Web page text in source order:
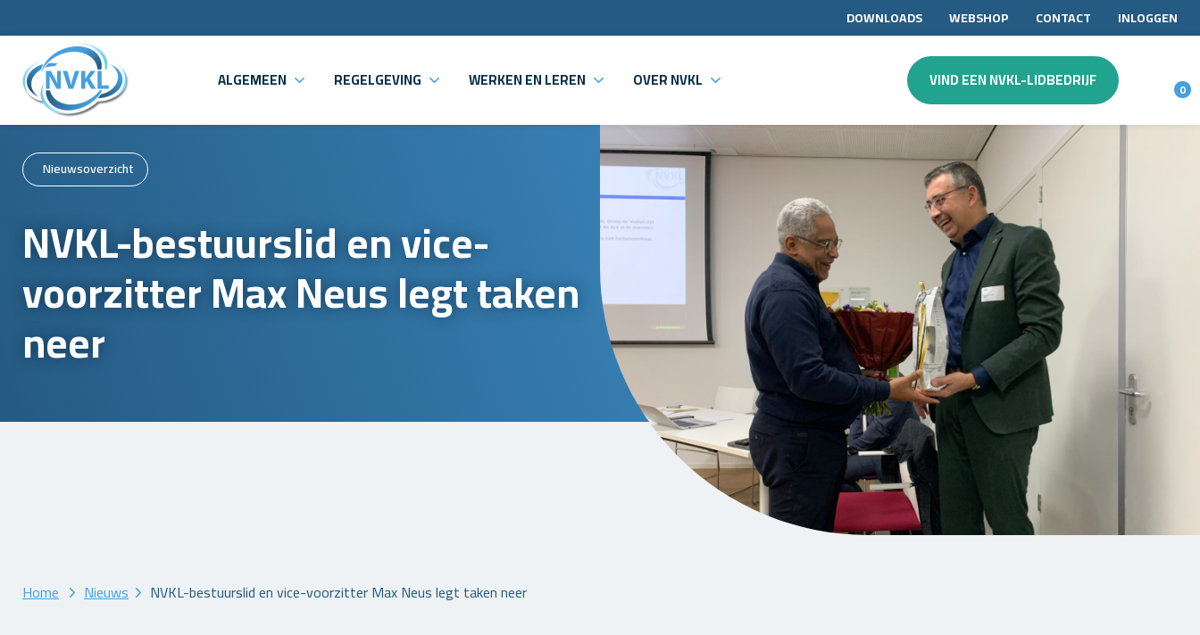
DOWNLOADS WEBSHOP CONTACT INLOGGEN
ALGEMEEN REGELGEVING WERKEN EN LEREN OVER NVKL VIND EEN NVKL-LIDBEDRIJF 0
Nieuwsoverzicht
NVKL-bestuurslid en vice-
voorzitter Max Neus legt taken
neer
Home Nieuws NVKL-bestuurslid en vice-voorzitter Max Neus legt taken neer